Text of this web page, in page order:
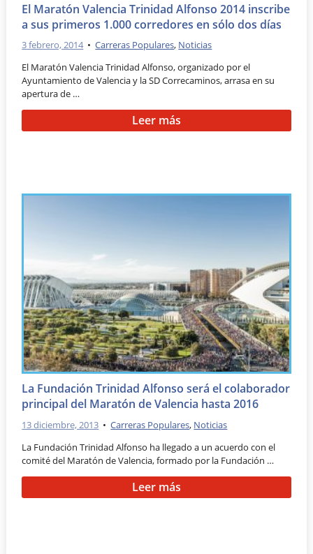
El Maratón Valencia Trinidad Alfonso 2014 inscribe
a sus primeros 1.000 corredores en sólo dos días
3 febrero, 2014 •Carreras Populares, Noticias
El Maratón Valencia Trinidad Alfonso, organizado por el
Ayuntamiento de Valencia y la SD Correcaminos, arrasa en su
apertura de …
Leer más
La Fundación Trinidad Alfonso será el colaborador
principal del Maratón de Valencia hasta 2016
13 diciembre, 2013 •Carreras Populares, Noticias
La Fundación Trinidad Alfonso ha llegado a un acuerdo con el
comité del Maratón de Valencia, formado por la Fundación …
Leer más